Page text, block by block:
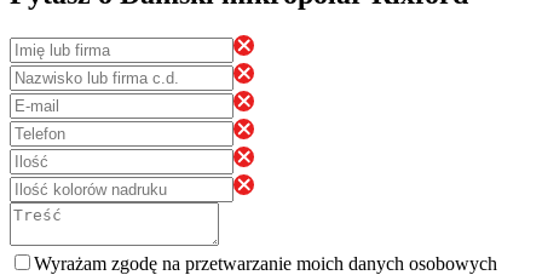
Wyrażam zgodę na przetwarzanie moich danych osobowych